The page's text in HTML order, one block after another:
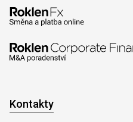
Kontakty